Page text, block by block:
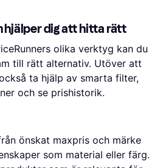
hjälper dig att hitta rätt
olika verktyg kan du
till rätt alternativ. Utöver att
ta hjälp av smarta filter,
och se prishistorik.
önskat maxpris och märke
som material eller färg.